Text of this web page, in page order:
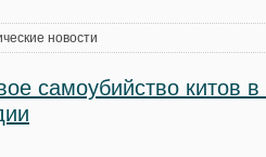
новости
самоубийство китов